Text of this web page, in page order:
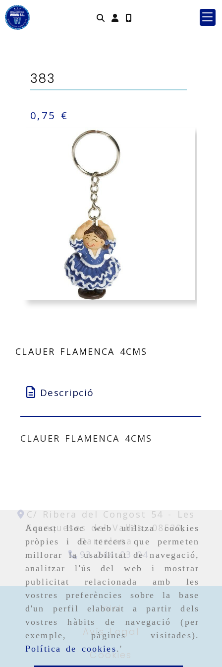
Aquest lloc web utilitza cookies
pròpies i de tercers que permeten
millorar la usabilitat de navegació,
analitzar l'ús del web i mostrar
publicitat relacionada amb les
vostres preferències sobre la base
d'un perfil elaborat a partir dels
vostres hàbits de navegació (per
exemple, pàgines visitades).
Política de cookies.'
Identifícat
383
0,75 €
CLAUER FLAMENCA 4CMS
Descripció
CLAUER FLAMENCA 4CMS
C/ Ribera del Congost 54 -
Les
Franqueses del Vallés,08520,
Barcelona
93 244 03 04
Inici
Avís Legal
Cookies